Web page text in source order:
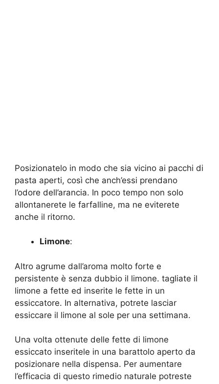
Posizionatelo in modo che sia vicino ai pacchi di
pasta aperti, così che anch’essi prendano
l’odore dell’arancia. In poco tempo non solo
allontanerete le farfalline, ma ne eviterete
anche il ritorno.
Limone:
Altro agrume dall’aroma molto forte e
persistente è senza dubbio il limone. tagliate il
limone a fette ed inserite le fette in un
essiccatore. In alternativa, potrete lasciar
essiccare il limone al sole per una settimana.
Una volta ottenute delle fette di limone
essiccato inseritele in una barattolo aperto da
posizionare nella dispensa. Per aumentare
l’efficacia di questo rimedio naturale potreste